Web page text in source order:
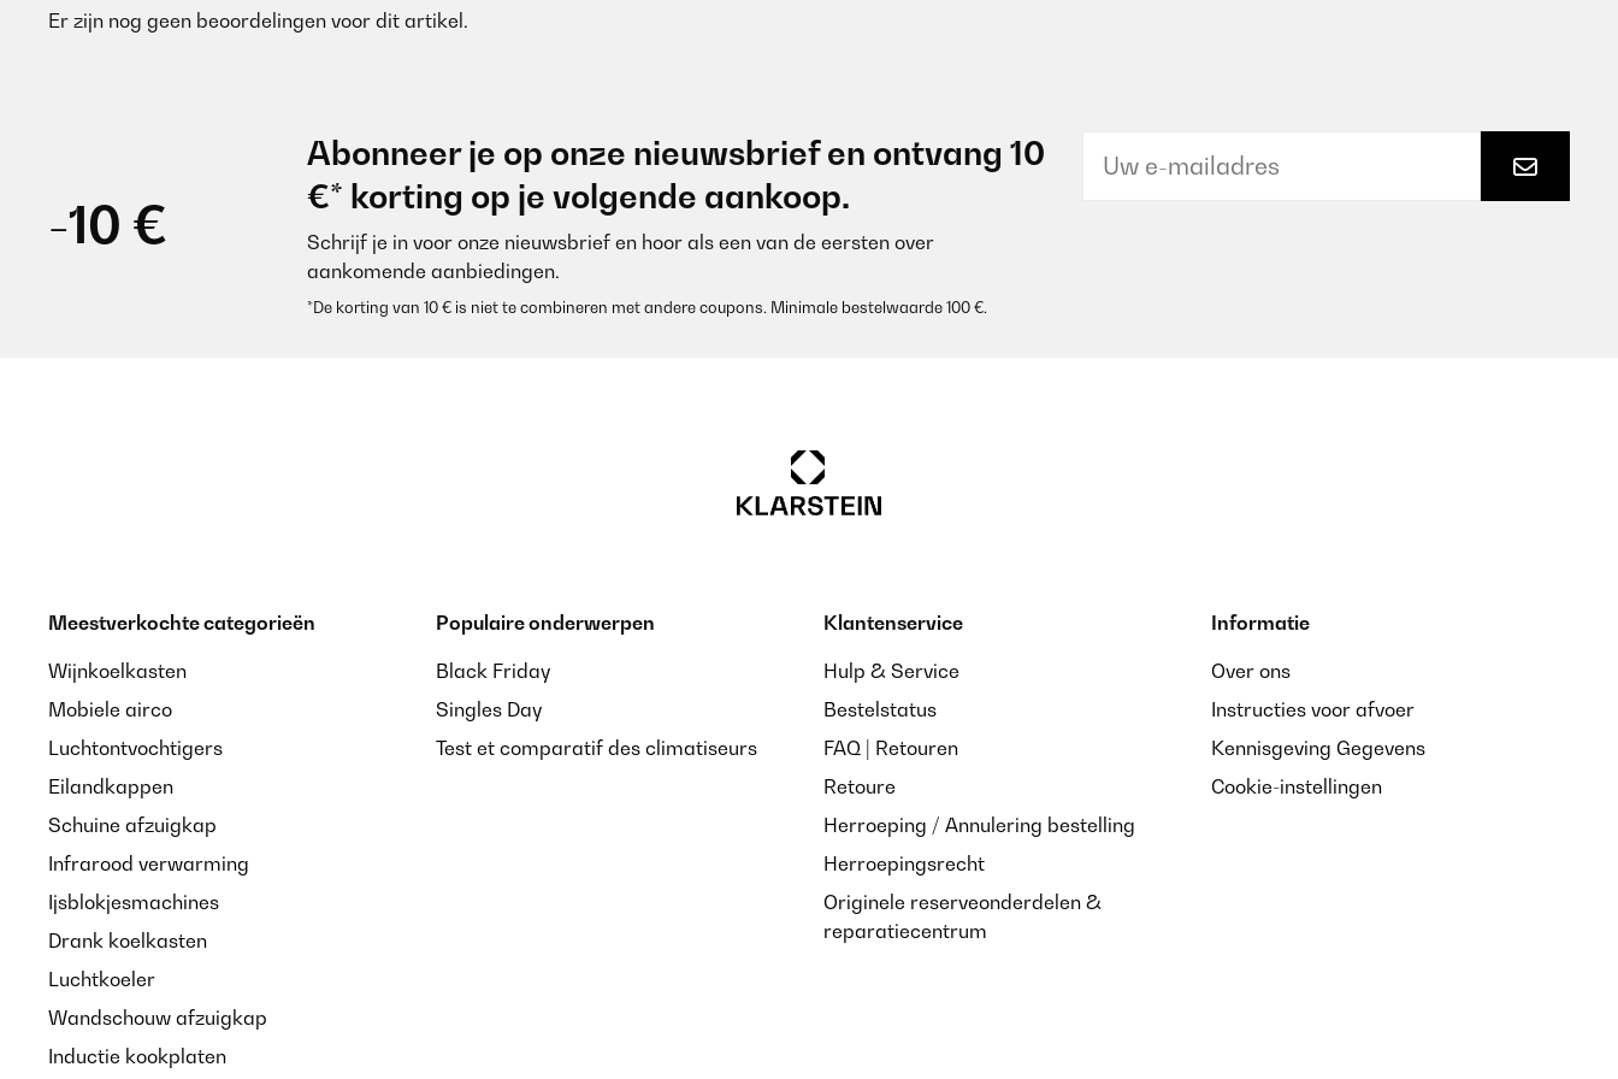
Er zijn nog geen beoordelingen voor dit artikel.
-10 €
Abonneer je op onze nieuwsbrief en ontvang 10
€* korting op je volgende aankoop.
Schrijf je in voor onze nieuwsbrief en hoor als een van de eersten over
aankomende aanbiedingen.
*De korting van 10 € is niet te combineren met andere coupons. Minimale bestelwaarde 100 €.
Meestverkochte categorieën
Wijnkoelkasten
Mobiele airco
Luchtontvochtigers
Eilandkappen
Schuine afzuigkap
Infrarood verwarming
Ijsblokjesmachines
Drank koelkasten
Luchtkoeler
Wandschouw afzuigkap
Inductie kookplaten
Populaire onderwerpen
Black Friday
Singles Day
Test et comparatif des climatiseurs
Klantenservice
Hulp & Service
Bestelstatus
FAQ | Retouren
Retoure
Herroeping / Annulering bestelling
Herroepingsrecht
Originele reserveonderdelen &
reparatiecentrum
Informatie
Over ons
Instructies voor afvoer
Kennisgeving Gegevens
Cookie-instellingen